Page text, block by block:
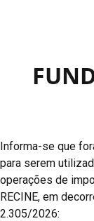
Informa-se que
para serem
operações de
RECINE, em
2.305/2026: